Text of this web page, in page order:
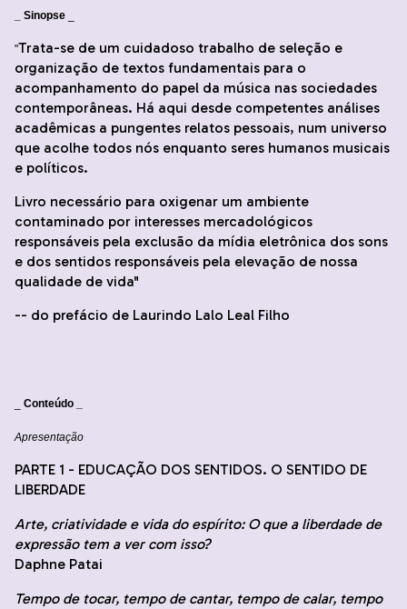
_ Sinopse
"Trata-se de um cuidadoso trabalho de seleção e
organização de textos fundamentais para o
acompanhamento do papel da música nas sociedades
contemporâneas. Há aqui desde competentes análises
acadêmicas a pungentes relatos pessoais, num universo
que acolhe todos nós enquanto seres humanos musicais
e políticos.
Livro necessário para oxigenar um ambiente
contaminado por interesses mercadológicos
responsáveis pela exclusão da mídia eletrônica dos sons
e dos sentidos responsáveis pela elevação de nossa
qualidade de vida"
-- do prefácio de Laurindo Lalo Leal Filho
Conteúdo _
Apresentação
PARTE 1 - EDUCAÇÃO DOS SENTIDOS. O SENTIDO DE
LIBERDADE
Arte, criatividade e vida do espírito: O que a liberdade de
expressão tem a ver com isso?
Daphne Patai
Tempo de tocar, tempo de cantar, tempo de calar, tempo